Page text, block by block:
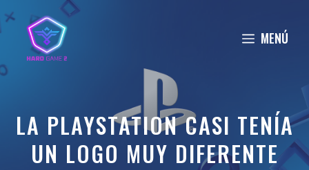
Saltar
al
contenido
MENÚ
LA PLAYSTATION CASI TENÍA
UN LOGO MUY DIFERENTE